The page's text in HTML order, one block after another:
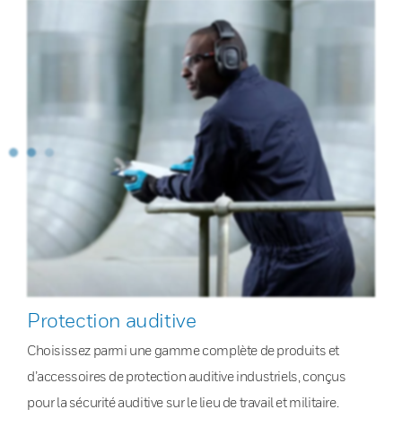
Protection auditive
Choisissez parmi une gamme complète de produits et
d’accessoires de protection auditive industriels, conçus
pour la sécurité auditive sur le lieu de travail et militaire.